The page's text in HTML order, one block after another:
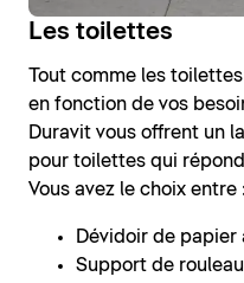
Les toilettes
Tout comme les
en fonction de vos
Duravit vous offrent un
pour toilettes qui
Vous avez le choix entre :
Dévidoir de papier
Support de